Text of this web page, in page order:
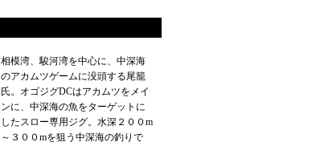
相模湾、駿河湾を中心に、中深海
のアカムツゲームに没頭する尾籠
氏。オゴジグDCはアカムツをメイ
ンに、中深海の魚をターゲットに
したスロー専用ジグ。水深２００m
～３００mを狙う中深海の釣りで